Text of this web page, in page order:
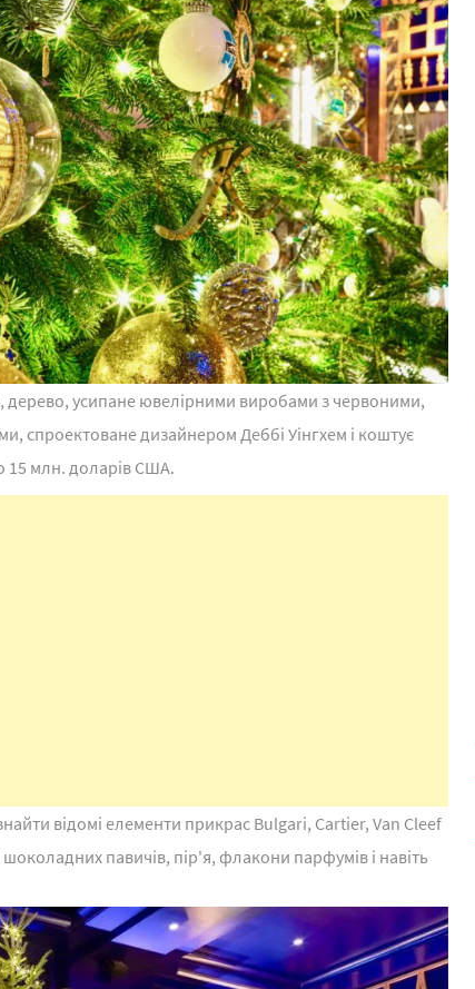
дерево, усипане ювелірними виробами з червоними,
спроектоване дизайнером Деббі Уінгхем і коштує
15 млн. доларів США.
відомі елементи прикрас Bulgari, Cartier, Van Cleef
павичів, пір'я, флакони парфумів і навіть